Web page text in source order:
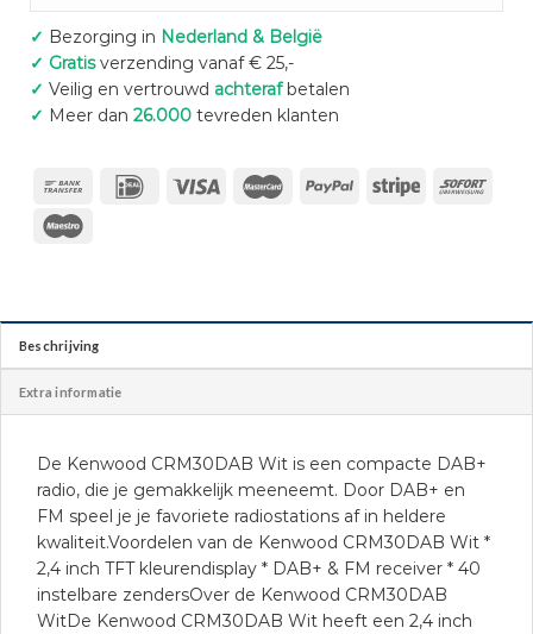
✓ Bezorging in Nederland & België
✓ Gratisverzending vanaf € 25,-
✓ Veilig en vertrouwd achterafbetalen
✓ Meer dan 26.000tevreden klanten
Beschrijving
Extra informatie
De Kenwood CRM30DAB Wit is een compacte DAB+
radio, die je gemakkelijk meeneemt. Door DAB+ en
FM speel je je favoriete radiostations af in heldere
kwaliteit.Voordelen van de Kenwood CRM30DAB Wit *
2,4 inch TFT kleurendisplay * DAB+ & FM receiver * 40
instelbare zendersOver de Kenwood CRM30DAB
WitDe Kenwood CRM30DAB Wit heeft een 2,4 inch